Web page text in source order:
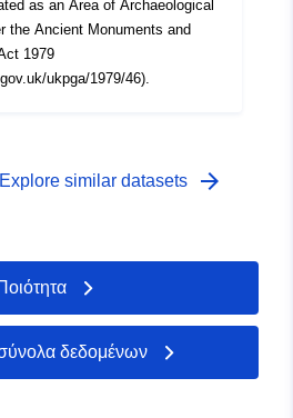
as an Area of Archaeological
the Ancient Monuments and
1979
ukpga/1979/46).
Explore similar datasets arrow_forward
δεδομένων